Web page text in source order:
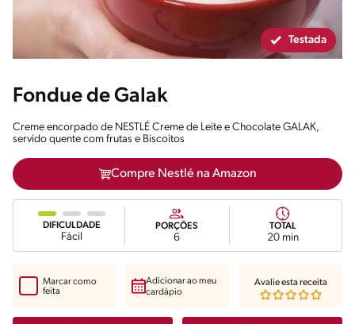
Testada
Fondue de Galak
Creme encorpado de NESTLÉ Creme de Leite e Chocolate GALAK,
servido quente com frutas e Biscoitos
Compre Nestlé na Amazon
DIFICULDADE
Fácil
PORÇÕES
6
TOTAL
20 min
Marcar como
feita
Adicionar ao meu
cardápio
Avalie esta receita